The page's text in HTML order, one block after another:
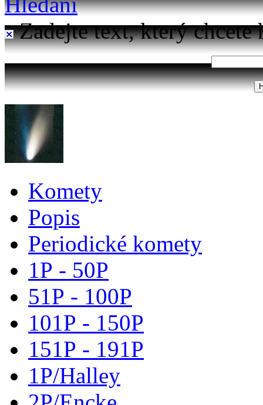
Zadejte text, který chcete
Komety
Popis
Periodické komety
1P - 50P
51P - 100P
101P - 150P
151P - 191P
1P/Halley